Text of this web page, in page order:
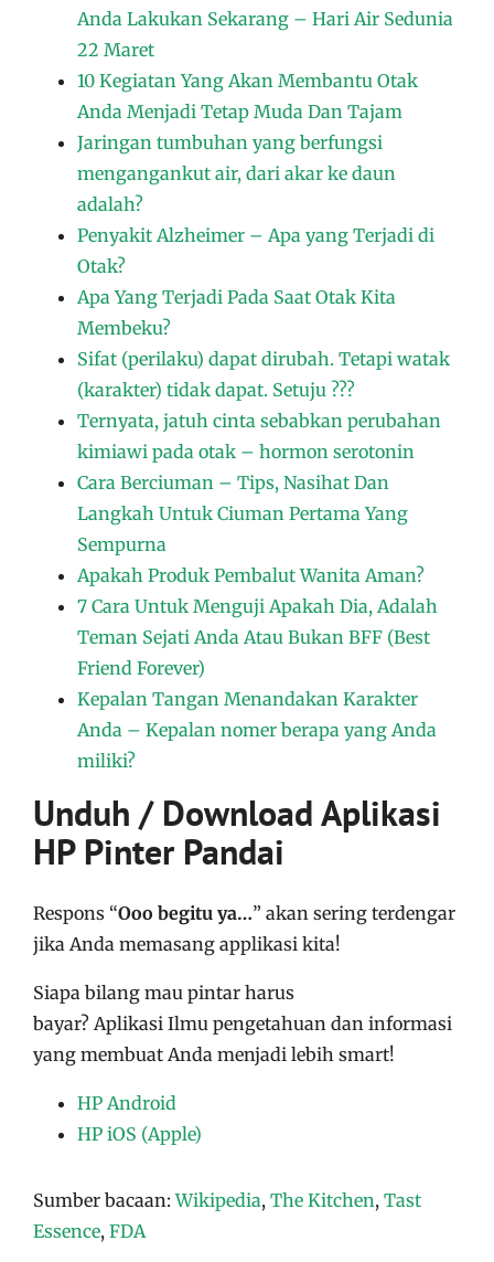
Anda Lakukan Sekarang – Hari Air Sedunia
22 Maret
10 Kegiatan Yang Akan Membantu Otak
Anda Menjadi Tetap Muda Dan Tajam
Jaringan tumbuhan yang berfungsi
mengangankut air, dari akar ke daun
adalah?
Penyakit Alzheimer – Apa yang Terjadi di
Otak?
Apa Yang Terjadi Pada Saat Otak Kita
Membeku?
Sifat (perilaku) dapat dirubah. Tetapi watak
(karakter) tidak dapat. Setuju ???
Ternyata, jatuh cinta sebabkan perubahan
kimiawi pada otak – hormon serotonin
Cara Berciuman – Tips, Nasihat Dan
Langkah Untuk Ciuman Pertama Yang
Sempurna
Apakah Produk Pembalut Wanita Aman?
7 Cara Untuk Menguji Apakah Dia, Adalah
Teman Sejati Anda Atau Bukan BFF (Best
Friend Forever)
Kepalan Tangan Menandakan Karakter
Anda – Kepalan nomer berapa yang Anda
miliki?
Unduh / Download Aplikasi
HP Pinter Pandai
Respons “Ooo begitu ya…” akan sering terdengar
jika Anda memasang applikasi kita!
Siapa bilang mau pintar harus
bayar? Aplikasi Ilmu pengetahuan dan informasi
yang membuat Anda menjadi lebih smart!
HP Android
HP iOS (Apple)
Sumber bacaan:Wikipedia, The Kitchen, Tast
Essence, FDA